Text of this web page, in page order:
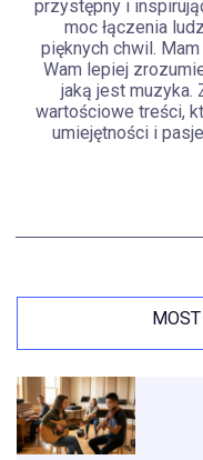
przystępny i
moc łączenia
pięknych chwil.
Wam lepiej
jaką jest muzyka.
wartościowe treści,
umiejętności i